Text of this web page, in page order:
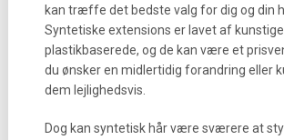
kan træffe det bedste valg for dig og din
Syntetiske extensions er lavet af
plastikbaserede, og de kan være et
du ønsker en midlertidig forandring eller
dem lejlighedsvis.
Dog kan syntetisk hår være sværere at